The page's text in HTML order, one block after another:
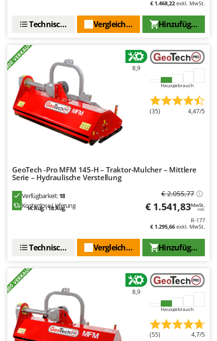
Verdemax
Volpi
Waldner
Weber
WIDU
Wiper EcoRobot
Worx
Y Yard Force
Zodiac
€ 1.468,22 exkl. MwSt.
Hinzufügen
Vergleichen Sie
Technische Daten
+200 VERKAUFT 8,9
Hausgebrauch
(35) 4,47/5
GeoTech -Pro MFM 145-H – Traktor-Mulcher – Mittlere
Serie – Hydraulische Verstellung
Verfügbarkeit:18
Kostenlose Lieferung
14. Aug. - 18. Aug.
€ 2.055,77
€ 1.541,83MwSt.
inkl.
R-177
€ 1.295,66 exkl. MwSt.
Hinzufügen
Vergleichen Sie
Technische Daten
+300 VERKAUFT 8,9
Hausgebrauch
(55) 4,7/5